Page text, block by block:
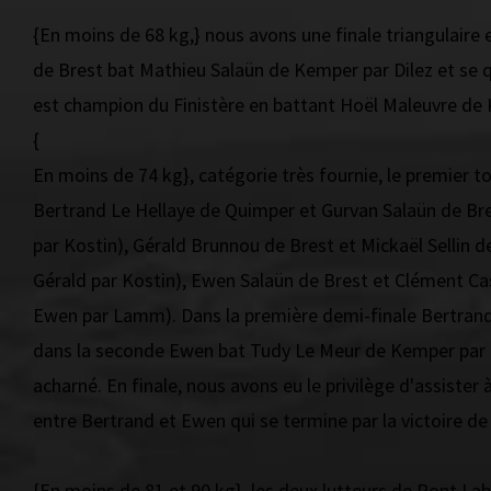
{En moins de 68 kg,} nous avons une finale triangulaire
de Brest bat Mathieu Salaün de Kemper par Dilez et se
est champion du Finistère en battant Hoël Maleuvre de
{
En moins de 74 kg}, catégorie très fournie, le premier
Bertrand Le Hellaye de Quimper et Gurvan Salaün de
par Kostin), Gérald Brunnou de Brest et Mickaël Sellin
Gérald par Kostin), Ewen Salaün de Brest et Clément
Ewen par Lamm). Dans la première demi-finale
dans la seconde Ewen bat Tudy Le Meur de Kemper
acharné. En finale, nous avons eu le privilège
entre Bertrand et Ewen qui se termine par la victoire